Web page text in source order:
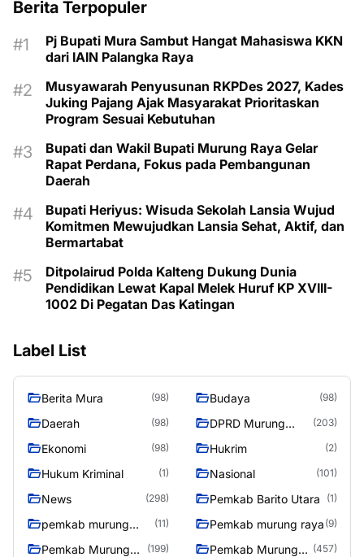
Berita Terpopuler
Pj Bupati Mura Sambut Hangat Mahasiswa KKN
dari IAIN Palangka Raya
Musyawarah Penyusunan RKPDes 2027, Kades
Juking Pajang Ajak Masyarakat Prioritaskan
Program Sesuai Kebutuhan
Bupati dan Wakil Bupati Murung Raya Gelar
Rapat Perdana, Fokus pada Pembangunan
Daerah
Bupati Heriyus: Wisuda Sekolah Lansia Wujud
Komitmen Mewujudkan Lansia Sehat, Aktif, dan
Bermartabat
Ditpolairud Polda Kalteng Dukung Dunia
Pendidikan Lewat Kapal Melek Huruf KP XVIII-
1002 Di Pegatan Das Katingan
Label List
Berita Mura (98) Budaya (98)
Daerah (98)
DPRD Murung
(203)
Ekonomi (98) Hukrim (2)
Hukum Kriminal (1) Nasional (101)
News (298) Pemkab Barito Utara (1)
pemkab murung
(11) Pemkab murung raya (9)
Pemkab Murung
(199)
Pemkab Murung
(457)